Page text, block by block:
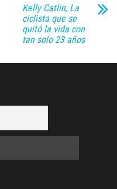
Kelly Catlin, La
ciclista que se
quitó la vida con
tan solo 23 años